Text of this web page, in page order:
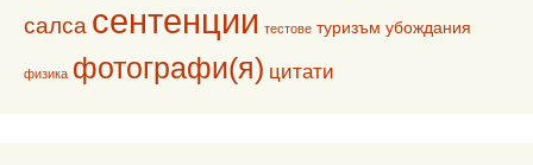
салса сентенции тестове туризъм убождания
физика фотографи(я) цитати